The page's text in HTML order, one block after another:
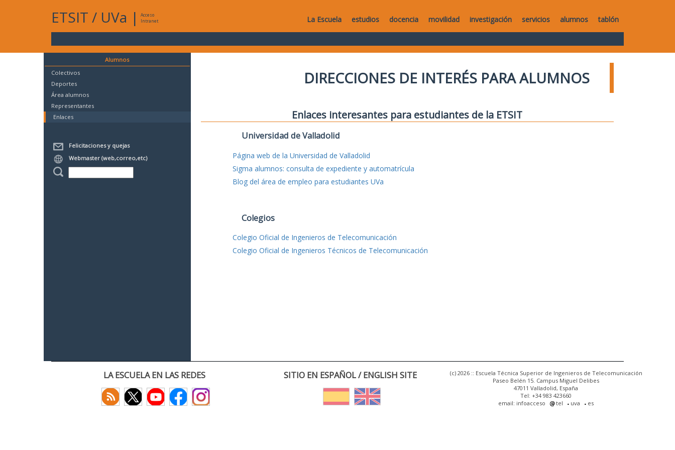
ETSIT / UVa |
Acceso
Intranet
La Escuela estudios docencia movilidad investigación servicios alumnos tablón
Alumnos
Colectivos
Deportes
Área alumnos
Representantes
Enlaces
Felicitaciones y quejas
Webmaster (web,correo,etc)
DIRECCIONES DE INTERÉS PARA ALUMNOS
Enlaces interesantes para estudiantes de la ETSIT
Universidad de Valladolid
Página web de la Universidad de Valladolid
Sigma alumnos: consulta de expediente y automatrícula
Blog del área de empleo para estudiantes UVa
Colegios
Colegio Oficial de Ingenieros de Telecomunicación
Colegio Oficial de Ingenieros Técnicos de Telecomunicación
LA ESCUELA EN LAS REDES SITIO EN ESPAÑOL / ENGLISH SITE
(c) 2026 :: Escuela Técnica Superior de Ingenieros de Telecomunicación
Paseo Belén 15. Campus Miguel Delibes
47011 Valladolid, España
Tel: +34 983 423660
email: infoacceso
tel uva es